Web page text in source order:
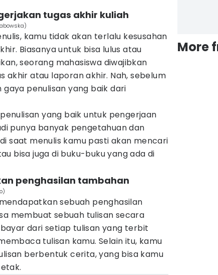
tugas akhir kuliah
kamu tidak akan terlalu kesusahan
Biasanya untuk bisa lulus atau
seorang mahasiswa diwajibkan
akhir atau laporan akhir. Nah, sebelum
penulisan yang baik dari
yang baik untuk pengerjaan
punya banyak pengetahuan dan
saat menulis kamu pasti akan mencari
bisa juga di buku-buku yang ada di
penghasilan tambahan
sebuah penghasilan
membuat sebuah tulisan secara
dari setiap tulisan yang terbit
tulisan kamu. Selain itu, kamu
berbentuk cerita, yang bisa kamu
More